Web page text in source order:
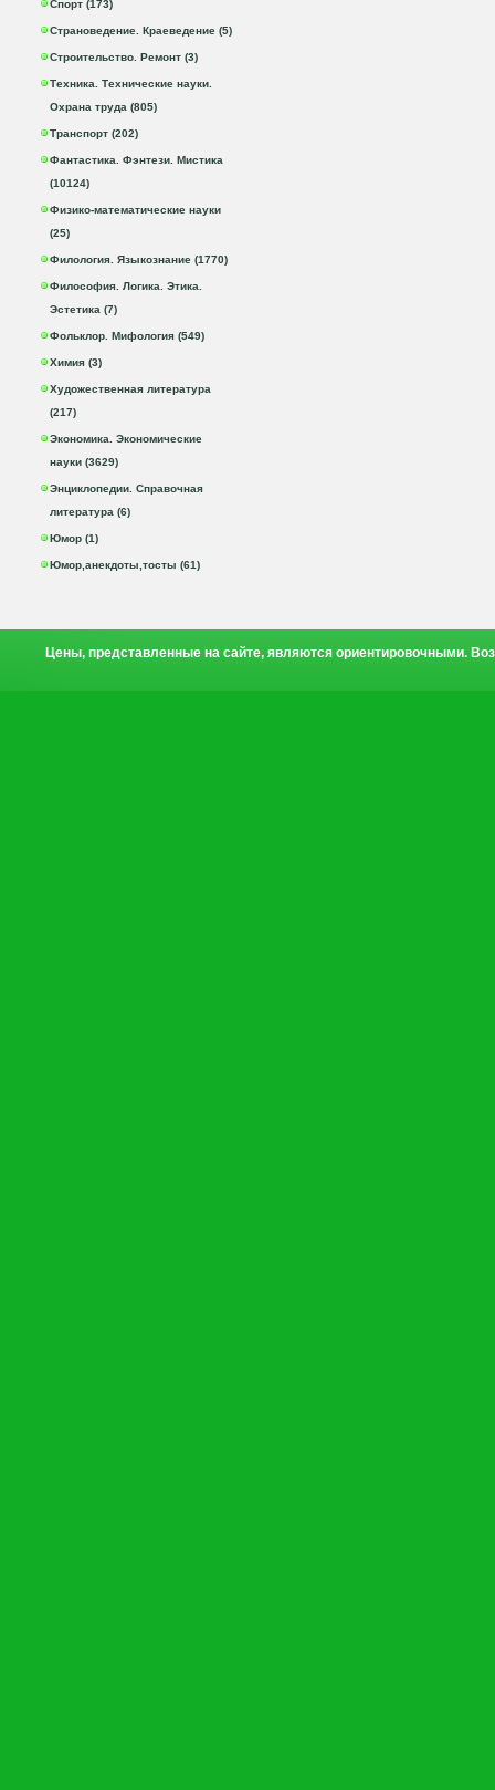
Спорт (173)
Страноведение. Краеведение (5)
Строительство. Ремонт (3)
Техника. Технические науки.
Охрана труда (805)
Транспорт (202)
Фантастика. Фэнтези. Мистика
(10124)
Физико-математические науки
(25)
Филология. Языкознание (1770)
Философия. Логика. Этика.
Эстетика (7)
Фольклор. Мифология (549)
Химия (3)
Художественная литература
(217)
Экономика. Экономические
науки (3629)
Энциклопедии. Справочная
литература (6)
Юмор (1)
Юмор,анекдоты,тосты (61)
Цены, представленные на сайте, являются ориентировочными.